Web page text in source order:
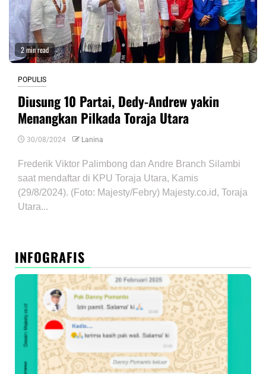
2 min read
POPULIS
Diusung 10 Partai, Dedy-Andrew yakin
Menangkan Pilkada Toraja Utara
30/08/2024 Lanina
Frederik Viktor Palimbong dan Andre Branch Silambi
saat mendaftar di KPU Toraja Utara, Kamis
(29/8/2024). (Foto: Majesty/Febry) Majesty.co.id, Toraja
Utara...
INFOGRAFIS